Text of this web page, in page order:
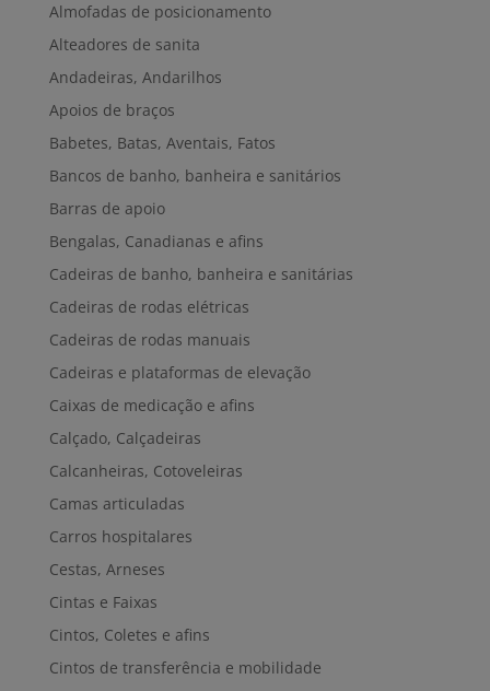
Almofadas de posicionamento
Alteadores de sanita
Andadeiras, Andarilhos
Apoios de braços
Babetes, Batas, Aventais, Fatos
Bancos de banho, banheira e sanitários
Barras de apoio
Bengalas, Canadianas e afins
Cadeiras de banho, banheira e sanitárias
Cadeiras de rodas elétricas
Cadeiras de rodas manuais
Cadeiras e plataformas de elevação
Caixas de medicação e afins
Calçado, Calçadeiras
Calcanheiras, Cotoveleiras
Camas articuladas
Carros hospitalares
Cestas, Arneses
Cintas e Faixas
Cintos, Coletes e afins
Cintos de transferência e mobilidade